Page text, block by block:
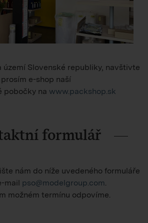
území Slovenské republiky, navštivte
prosím e-shop naší
pobočky na www.packshop.sk
formulář
nám do níže uvedeného formuláře
mail pso@modelgroup.com
možném termínu odpovíme.